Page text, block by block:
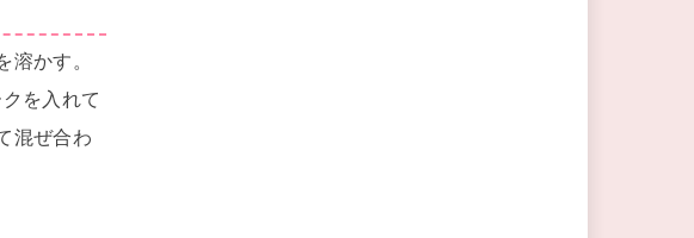
かす。
を入れて
混ぜ合わ